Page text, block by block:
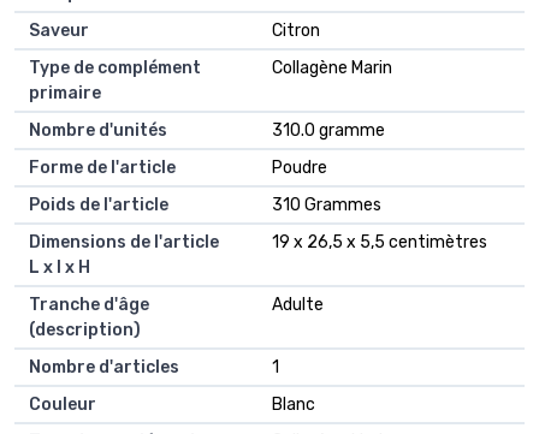
Saveur
Citron
Type de complément
primaire
Collagène Marin
Nombre d'unités
310.0 gramme
Forme de l'article
Poudre
Poids de l'article
310 Grammes
Dimensions de l'article
L x l x H
19 x 26,5 x 5,5 centimètres
Tranche d'âge
(description)
Adulte
Nombre d'articles
1
Couleur
Blanc